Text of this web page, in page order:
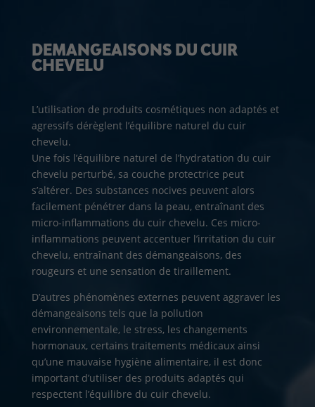
DEMANGEAISONS DU CUIR
CHEVELU
L’utilisation de produits cosmétiques non adaptés et
agressifs dérèglent l’équilibre naturel du cuir
chevelu.
Une fois l’équilibre naturel de l’hydratation du cuir
chevelu perturbé, sa couche protectrice peut
s’altérer. Des substances nocives peuvent alors
facilement pénétrer dans la peau, entraînant des
micro-inflammations du cuir chevelu. Ces micro-
inflammations peuvent accentuer l’irritation du cuir
chevelu, entraînant des démangeaisons, des
rougeurs et une sensation de tiraillement.
D’autres phénomènes externes peuvent aggraver les
démangeaisons tels que la pollution
environnementale, le stress, les changements
hormonaux, certains traitements médicaux ainsi
qu’une mauvaise hygiène alimentaire, il est donc
important d’utiliser des produits adaptés qui
respectent l’équilibre du cuir chevelu.